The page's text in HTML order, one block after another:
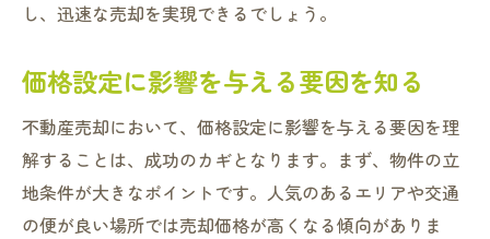
し、迅速な売却を実現できるでしょう。
価格設定に影響を与える要因を知る
不動産売却において、価格設定に影響を与える要因を理
解することは、成功のカギとなります。まず、物件の立
地条件が大きなポイントです。人気のあるエリアや交通
の便が良い場所では売却価格が高くなる傾向がありま